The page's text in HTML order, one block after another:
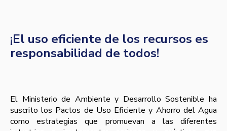
¡El uso eficiente de los recursos es
responsabilidad de todos!
El Ministerio de Ambiente y Desarrollo Sostenible ha
suscrito los Pactos de Uso Eficiente y Ahorro del Agua
como estrategias que promuevan a las diferentes